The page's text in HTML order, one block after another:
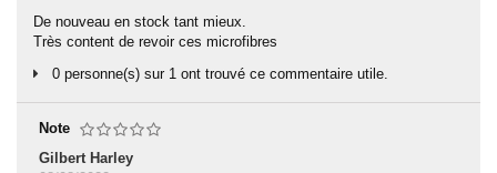
De nouveau en stock tant mieux.
Très content de revoir ces microfibres
0 personne(s) sur 1 ont trouvé ce commentaire utile.
Note
Gilbert Harley